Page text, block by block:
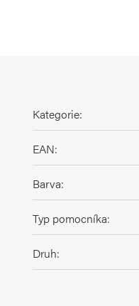
Kategorie:
EAN:
Barva:
Typ pomocníka:
Druh: